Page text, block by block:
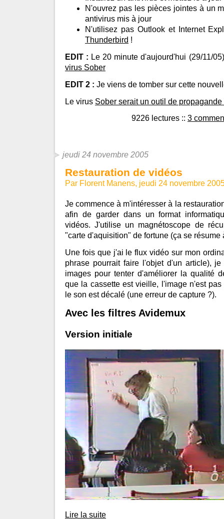
N'ouvrez pas les pièces jointes à un
antivirus mis à jour
N'utilisez pas Outlook et Internet
Thunderbird !
EDIT : Le 20 minute d'aujourd'hui (29/11/
virus Sober
EDIT 2 : Je viens de tomber sur cette
Le virus Sober serait un outil de
9226 lectures :: 3
jeudi 24 novembre 2005
Restauration de vidéos
Par Florent Manens, jeudi 24 novembre
Je commence à m'intéresser à la
afin de garder dans un format
vidéos. J'utilise un magnétoscope de
"carte d'aquisition" de fortune (ça se résume
Une fois que j'ai le flux vidéo sur mon
phrase pourrait faire l'objet d'un article),
images pour tenter d'améliorer la qualité
que la cassette est vieille, l'image n'est
le son est décalé (une erreur de capture ?).
Avec les filtres Avidemux
Version initiale
Lire la suite